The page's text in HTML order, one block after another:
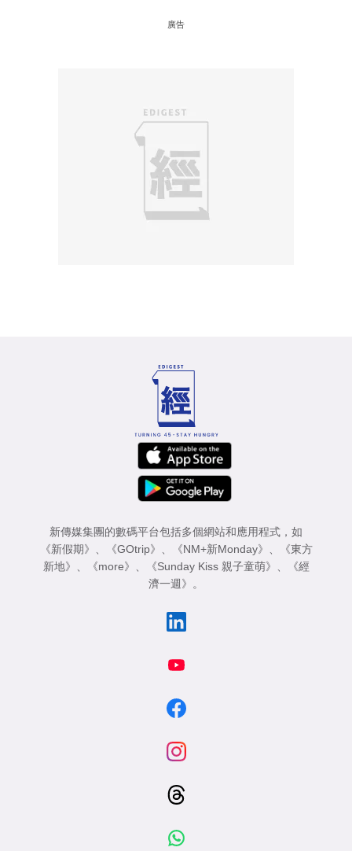
廣告
新傳媒集團的數碼平台包括多個網站和應用程式，如
《新假期》
《GOtrip》 《NM+新Monday》
《東方
新地》
《more》 《Sunday Kiss 親子童萌》
《經
濟一週》
。